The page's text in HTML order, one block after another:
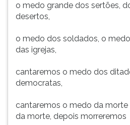
o medo grande dos sertões,
desertos,
o medo dos soldados, o
das igrejas,
cantaremos o medo dos
democratas,
cantaremos o medo da
da morte, depois morreremos